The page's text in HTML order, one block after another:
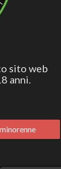
Nature Cure
2000MG,
sito web
anni.